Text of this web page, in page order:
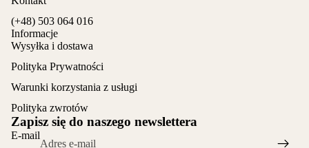
(+48) 503 064 016
Informacje
Wysyłka i dostawa
Polityka Prywatności
Warunki korzystania z usługi
Polityka zwrotów
Zapisz się do naszego newslettera
E-mail